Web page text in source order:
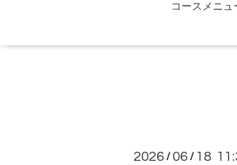
コースメニュ
2026 / 06 / 18